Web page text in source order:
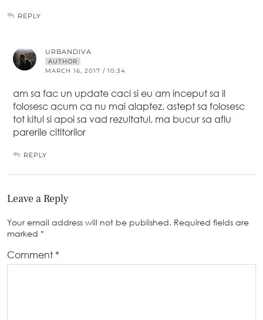
REPLY
URBANDIVA
AUTHOR
MARCH 16, 2017 / 10:34
am sa fac un update caci si eu am inceput sa il
folosesc acum ca nu mai alaptez. astept sa folosesc
tot kitul si apoi sa vad rezultatul. ma bucur sa aflu
parerile cititorilor
REPLY
Leave a Reply
Your email address will not be published. Required fields are
marked *
Comment *